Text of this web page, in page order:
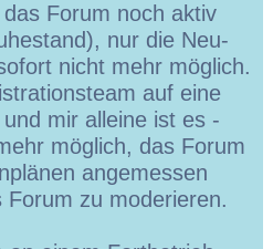
Forum noch aktiv
nur die Neu-
nicht mehr möglich.
auf eine
mir alleine ist es -
möglich, das Forum
angemessen
Forum zu moderieren.